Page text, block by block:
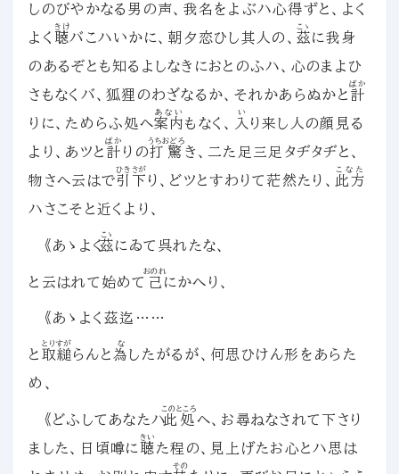
しのびやかなる男の声、我名をよぶハ心得ずと、よく
よく 聴
きけ
バこハいかに、朝夕恋ひし其人の、 茲
こゝ
に我身
のあるぞとも知るよしなきにおとのふハ、心のまよひ
さもなくバ、狐狸のわざなるか、それかあらぬかと 計
ばか
りに、ためらふ処へ案内
あない
もなく、 入
い
り来し人の顔見る
より、あツと 計
ばか
りの打驚
うちおどろ
き、二た足三足タヂタヂと、
物さへ云はで引下
ひきさが
り、どツとすわりて茫然たり、 此方
こなた
ハさこそと近くより、
《あゝよく茲
こゝ
にゐて呉れたな、
と云はれて始めて 己
おのれ
にかへり、
《あゝよく茲迄……
と 取縋
とりすが
らんと 為
な
したがるが、何思ひけん形をあらた
め、
《どふしてあなたハ此処
このところ
へ、お尋ねなされて下さり
ました、日頃噂に 聴
きい
た程の、見上げたお心とハ思は
その